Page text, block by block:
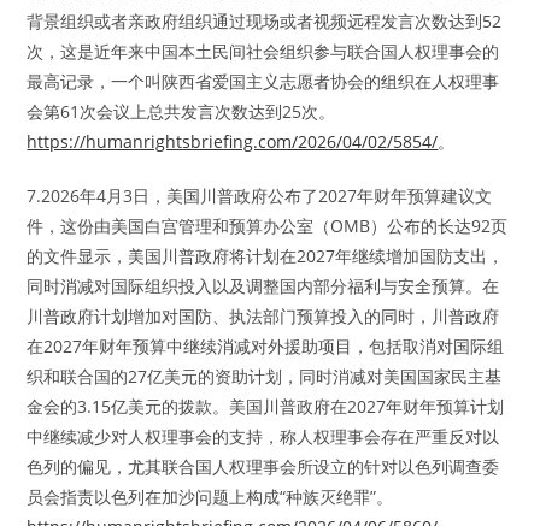
背景组织或者亲政府组织通过现场或者视频远程发言次数达到52
次，这是近年来中国本土民间社会组织参与联合国人权理事会的
最高记录，一个叫陕西省爱国主义志愿者协会的组织在人权理事
会第61次会议上总共发言次数达到25次。
https://humanrightsbriefing.com/2026/04/02/5854/。
7.2026年4月3日，美国川普政府公布了2027年财年预算建议文
件，这份由美国白宫管理和预算办公室（OMB）公布的长达92页
的文件显示，美国川普政府将计划在2027年继续增加国防支出，
同时消减对国际组织投入以及调整国内部分福利与安全预算。在
川普政府计划增加对国防、执法部门预算投入的同时，川普政府
在2027年财年预算中继续消减对外援助项目，包括取消对国际组
织和联合国的27亿美元的资助计划，同时消减对美国国家民主基
金会的3.15亿美元的拨款。美国川普政府在2027年财年预算计划
中继续减少对人权理事会的支持，称人权理事会存在严重反对以
色列的偏见，尤其联合国人权理事会所设立的针对以色列调查委
员会指责以色列在加沙问题上构成“种族灭绝罪”。